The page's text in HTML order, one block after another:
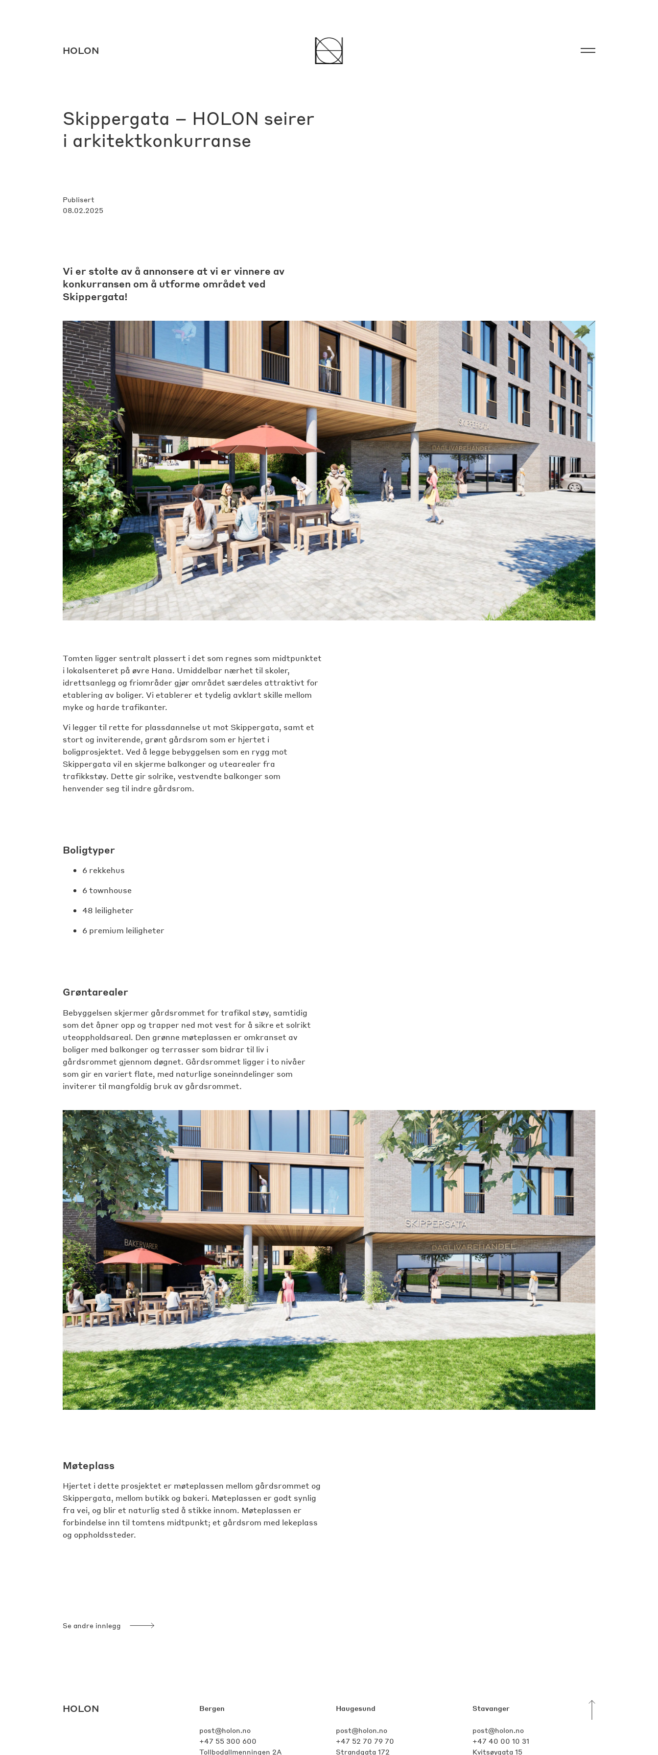
HOLON
HOLON
Skippergata – HOLON seirer
i arkitektkonkurranse
Publisert
08.02.2025
Vi er stolte av å annonsere at vi er vinnere av
konkurransen om å utforme området ved
Skippergata!
Tomten ligger sentralt plassert i det som regnes som midtpunktet
i lokalsenteret på øvre Hana. Umiddelbar nærhet til skoler,
idrettsanlegg og friområder gjør området særdeles attraktivt for
etablering av boliger. Vi etablerer et tydelig avklart skille mellom
myke og harde trafikanter.
Vi legger til rette for plassdannelse ut mot Skippergata, samt et
stort og inviterende, grønt gårdsrom som er hjertet i
boligprosjektet. Ved å legge bebyggelsen som en rygg mot
Skippergata vil en skjerme balkonger og utearealer fra
trafikkstøy. Dette gir solrike, vestvendte balkonger som
henvender seg til indre gårdsrom.
Boligtyper
6 rekkehus
6 townhouse
48 leiligheter
6 premium leiligheter
Grøntarealer
Bebyggelsen skjermer gårdsrommet for trafikal støy, samtidig
som det åpner opp og trapper ned mot vest for å sikre et solrikt
uteoppholdsareal. Den grønne møteplassen er omkranset av
boliger med balkonger og terrasser som bidrar til liv i
gårdsrommet gjennom døgnet. Gårdsrommet ligger i to nivåer
som gir en variert flate, med naturlige soneinndelinger som
inviterer til mangfoldig bruk av gårdsrommet.
Møteplass
Hjertet i dette prosjektet er møteplassen mellom gårdsrommet og
Skippergata, mellom butikk og bakeri. Møteplassen er godt synlig
fra vei, og blir et naturlig sted å stikke innom. Møteplassen er
forbindelse inn til tomtens midtpunkt; et gårdsrom med lekeplass
og oppholdssteder.
Se andre innlegg
HOLON Bergen
post@holon.no
+47 55 300 600
Tollbodallmenningen 2A
Haugesund
post@holon.no
+47 52 70 79 70
Strandgata 172
Stavanger
post@holon.no
+47 40 00 10 31
Kvitsøygata 15